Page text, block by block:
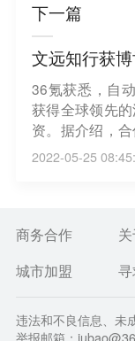
下一篇
文远知行获
36氪获悉，自
获得全球领先
资。据介绍，
驾驶软件，助
2022-05-25
商务合作
城市加盟
寻
违法和不良信息、未